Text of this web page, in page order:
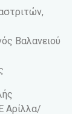
Βαλανειού
Αρίλλα/